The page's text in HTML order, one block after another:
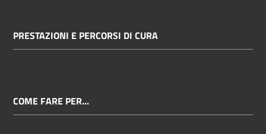
PRESTAZIONI E PERCORSI DI CURA
COME FARE PER...